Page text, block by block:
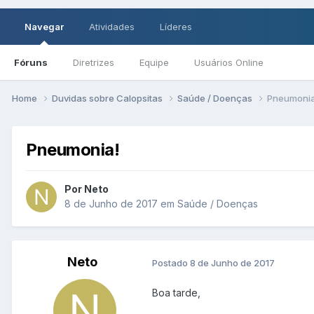
Navegar
Fóruns Diretrizes Equipe Usuários Online
Atividades Líderes
Home Duvidas sobre Calopsitas Saúde / Doenças
Pneumonia!
Por Neto
8 de Junho de 2017 em Saúde / Doenças
Neto Postado 8 de Junho de 2017
Boa tarde,